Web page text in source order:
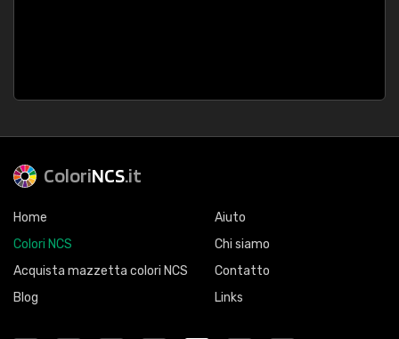
ColoriNCS.it
Home
Colori NCS
Acquista mazzetta colori NCS
Blog
Aiuto
Chi siamo
Contatto
Links